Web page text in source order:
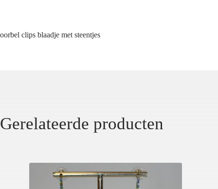
oorbel clips blaadje met steentjes
Gerelateerde producten